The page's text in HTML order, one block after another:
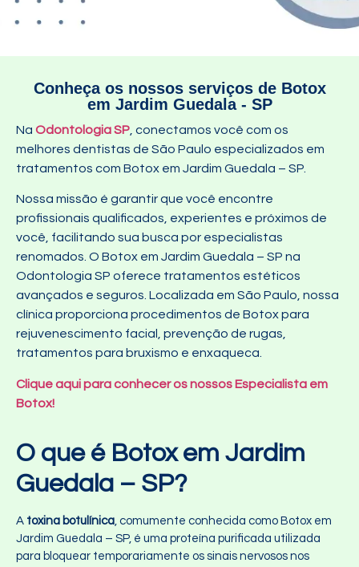
Conheça os nossos serviços de Botox
em Jardim Guedala - SP
Na Odontologia SP , conectamos você com os
melhores dentistas de São Paulo especializados em
tratamentos com Botox em Jardim Guedala – SP.
Nossa missão é garantir que você encontre
profissionais qualificados, experientes e próximos de
você, facilitando sua busca por especialistas
renomados. O Botox em Jardim Guedala – SP na
Odontologia SP oferece tratamentos estéticos
avançados e seguros. Localizada em São Paulo, nossa
clínica proporciona procedimentos de Botox para
rejuvenescimento facial, prevenção de rugas,
tratamentos para bruxismo e enxaqueca.
Clique aqui para conhecer os nossos Especialista em
Botox!
O que é Botox em Jardim
Guedala – SP?
A toxina botulínica, comumente conhecida como Botox em
Jardim Guedala – SP, é uma proteína purificada utilizada
para bloquear temporariamente os sinais nervosos nos